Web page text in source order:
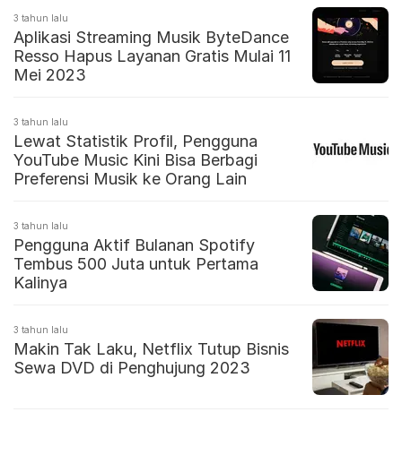
3 tahun lalu
Aplikasi Streaming Musik ByteDance
Resso Hapus Layanan Gratis Mulai 11
Mei 2023
3 tahun lalu
Lewat Statistik Profil, Pengguna
YouTube Music Kini Bisa Berbagi
Preferensi Musik ke Orang Lain
3 tahun lalu
Pengguna Aktif Bulanan Spotify
Tembus 500 Juta untuk Pertama
Kalinya
3 tahun lalu
Makin Tak Laku, Netflix Tutup Bisnis
Sewa DVD di Penghujung 2023